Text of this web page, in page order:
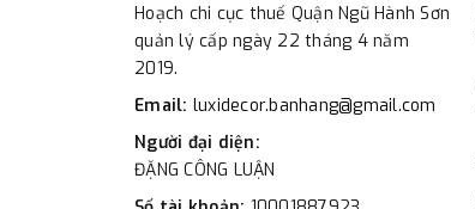
Hoạch chi cục thuế Quận Ngũ Hành Sơn
quản lý cấp ngày 22 tháng 4 năm
2019.
Email: luxidecor.banhang@gmail.com
Người đại diện:
ĐẶNG CÔNG LUẬN